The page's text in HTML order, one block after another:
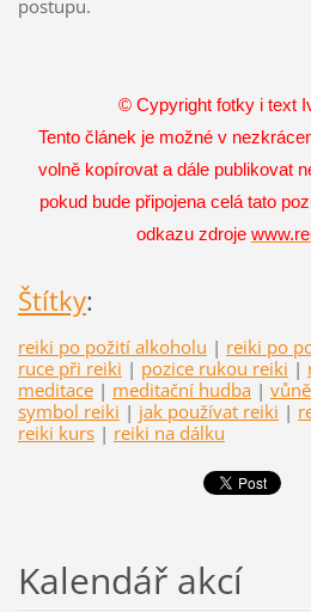
postupu.
© Cypyright fotky i text
Tento článek je možné v
volně kopírovat a dále publikovat
pokud bude připojena celá tato
odkazu zdroje
Štítky:
reiki po požití alkoholu | reiki po
ruce při reiki | pozice rukou reiki |
meditace | meditační hudba | vůně
symbol reiki | jak používat reiki |
reiki kurs | reiki na dálku
Kalendář akcí